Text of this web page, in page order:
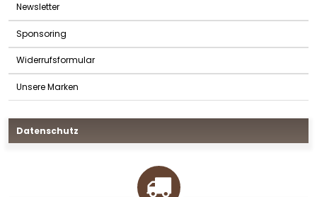
Newsletter
Sponsoring
Widerrufsformular
Unsere Marken
Datenschutz